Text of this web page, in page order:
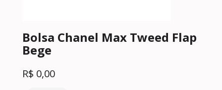
Bolsa Chanel Max Tweed Flap
Bege
R$ 0,00